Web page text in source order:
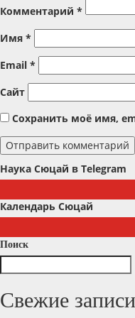
Комментарий *
Имя *
Email *
Сайт
Сохранить моё имя,
Наука Сюцай в Telegram
Календарь Сюцай
Поиск
Свежие записи